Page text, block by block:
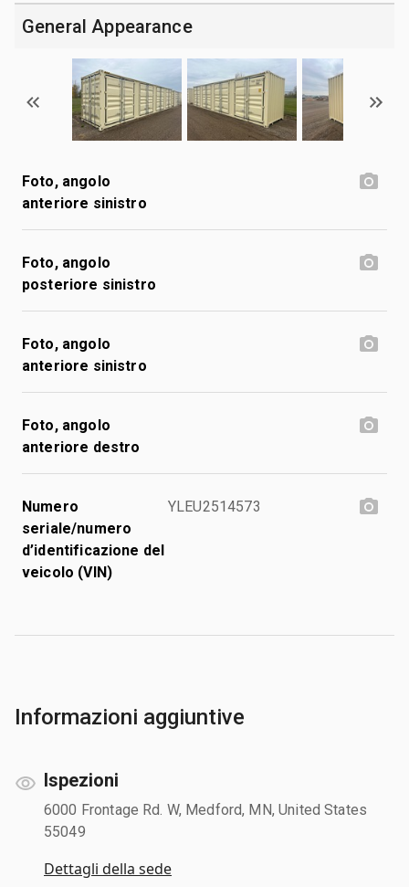
General Appearance
Foto, angolo
anteriore sinistro
Foto, angolo
posteriore sinistro
Foto, angolo
anteriore sinistro
Foto, angolo
anteriore destro
Numero
seriale/numero
d’identificazione del
veicolo (VIN)
YLEU2514573
Informazioni aggiuntive
Ispezioni
6000 Frontage Rd. W, Medford, MN, United States
55049
Dettagli della sede